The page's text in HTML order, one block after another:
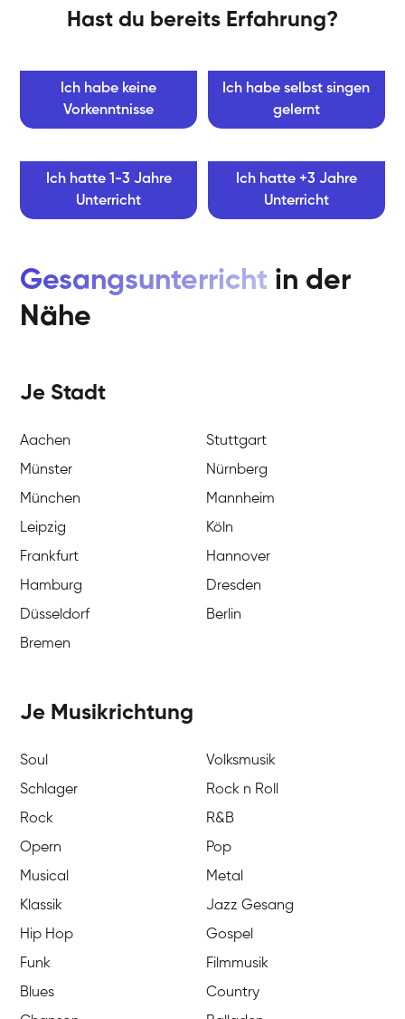
Hast du bereits Erfahrung?
Ich habe keine
Vorkenntnisse
Ich habe selbst singen
gelernt
Ich hatte 1-3 Jahre
Unterricht
Ich hatte +3 Jahre
Unterricht
Gesangsunterricht in der
Nähe
Je Stadt
Aachen
Stuttgart
Münster
Nürnberg
München
Mannheim
Leipzig
Köln
Frankfurt
Hannover
Hamburg
Dresden
Düsseldorf
Berlin
Bremen
Je Musikrichtung
Soul
Volksmusik
Schlager
Rock n Roll
Rock
R&B
Opern
Pop
Musical
Metal
Klassik
Jazz Gesang
Hip Hop
Gospel
Funk
Filmmusik
Blues
Country